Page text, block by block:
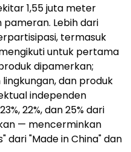
1,55 juta meter
Lebih dari
termasuk
untuk pertama
dipamerkan;
dan produk
independen
22%, dan 25% dari
— mencerminkan
dari "Made in China" dan